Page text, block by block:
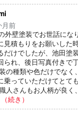
月前
外壁塗装でお世話にな
見積もりをお願いした
だけでしたが、池田塗
られ、後日写真付きで
の種類や色だけでなく
乗っていただけてとて
人さんもお人柄が良く
続き）